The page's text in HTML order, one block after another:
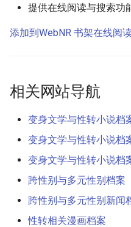
提供在线阅读与搜索功
添加到WebNR 书架在线阅
相关网站导航
变身文学与性转小说档
变身文学与性转小说档
变身文学与性转小说档
跨性别与多元性别档案
跨性别与多元性别新闻
性转相关漫画档案